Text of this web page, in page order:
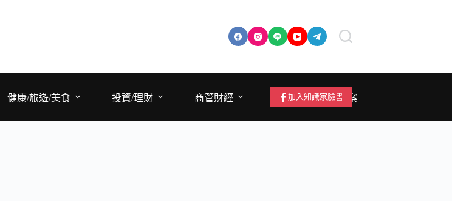
健康/旅遊/美食 投資/理財 商管財經 成為作者/投稿/提案
加入知識家臉書